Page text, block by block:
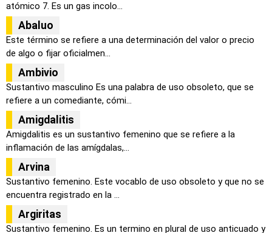
atómico 7. Es un gas incolo...
Abaluo
Este término se refiere a una determinación del valor o precio
de algo o fijar oficialmen...
Ambivio
Sustantivo masculino Es una palabra de uso obsoleto, que se
refiere a un comediante, cómi...
Amigdalitis
Amigdalitis es un sustantivo femenino que se refiere a la
inflamación de las amígdalas,...
Arvina
Sustantivo femenino. Este vocablo de uso obsoleto y que no se
encuentra registrado en la ...
Argiritas
Sustantivo femenino. Es un termino en plural de uso anticuado y